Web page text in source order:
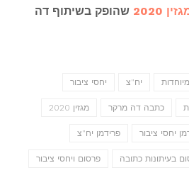
2020
שהופק בשיתוף דה
יח"צ יחסי ציבור
כתבה דה מרקר מגזין 2020
יחסי ציבור פרידמן יח"צ
בעיתונות כתובה פרסום ויחסי ציבור